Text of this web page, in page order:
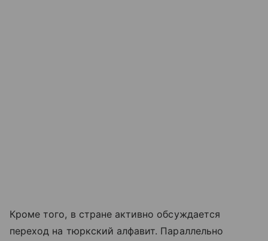
Кроме того, в стране активно обсуждается
переход на тюркский алфавит. Параллельно